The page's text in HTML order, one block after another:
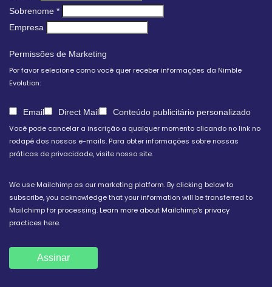
Sobrenome *
Empresa
Permissões de Marketing
Por favor selecione como você quer receber informações da Nimble
Evolution:
Email Direct Mail
Conteúdo publicitário personalizado
Você pode cancelar a inscrição a qualquer momento clicando no link no
rodapé dos nossos e-mails. Para obter informações sobre nossas
práticas de privacidade, visite nosso site.
We use Mailchimp as our marketing platform. By clicking below to
subscribe, you acknowledge that your information will be transferred to
Mailchimp for processing.Learn more about Mailchimp's privacy
practices here.